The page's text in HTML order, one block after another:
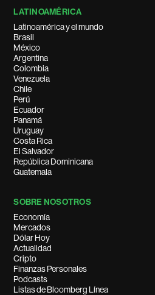
LATINOAMÉRICA
Latinoamérica y el mundo
Brasil
México
Argentina
Colombia
Venezuela
Chile
Perú
Ecuador
Panamá
Uruguay
Costa Rica
El Salvador
República Dominicana
Guatemala
SOBRE NOSOTROS
Economía
Mercados
Dólar Hoy
Actualidad
Cripto
Finanzas Personales
Podcasts
Listas de Bloomberg Línea